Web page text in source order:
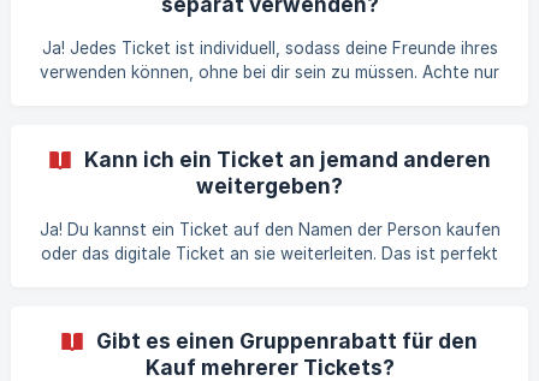
Ja! Jedes Ticket ist individuell, sodass deine Freunde ihres
verwenden können, ohne bei dir sein zu müssen. Achte nur
Kann ich ein Ticket an jemand anderen
weitergeben?
Ja! Du kannst ein Ticket auf den Namen der Person kaufen
oder das digitale Ticket an sie weiterleiten. Das ist perfekt
Gibt es einen Gruppenrabatt für den
Kauf mehrerer Tickets?